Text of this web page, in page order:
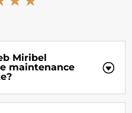
Miribel
maintenance